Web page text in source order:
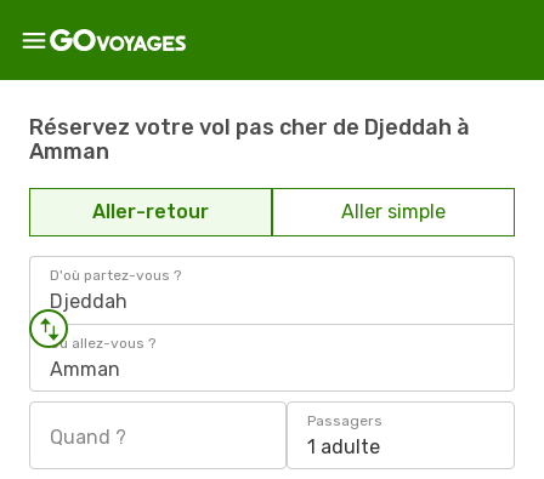
Réservez votre vol pas cher de Djeddah à
Amman
Aller-retour Aller simple
D'où partez-vous ?
Djeddah
Où allez-vous ?
Amman
Quand ?
Passagers
1 adulte